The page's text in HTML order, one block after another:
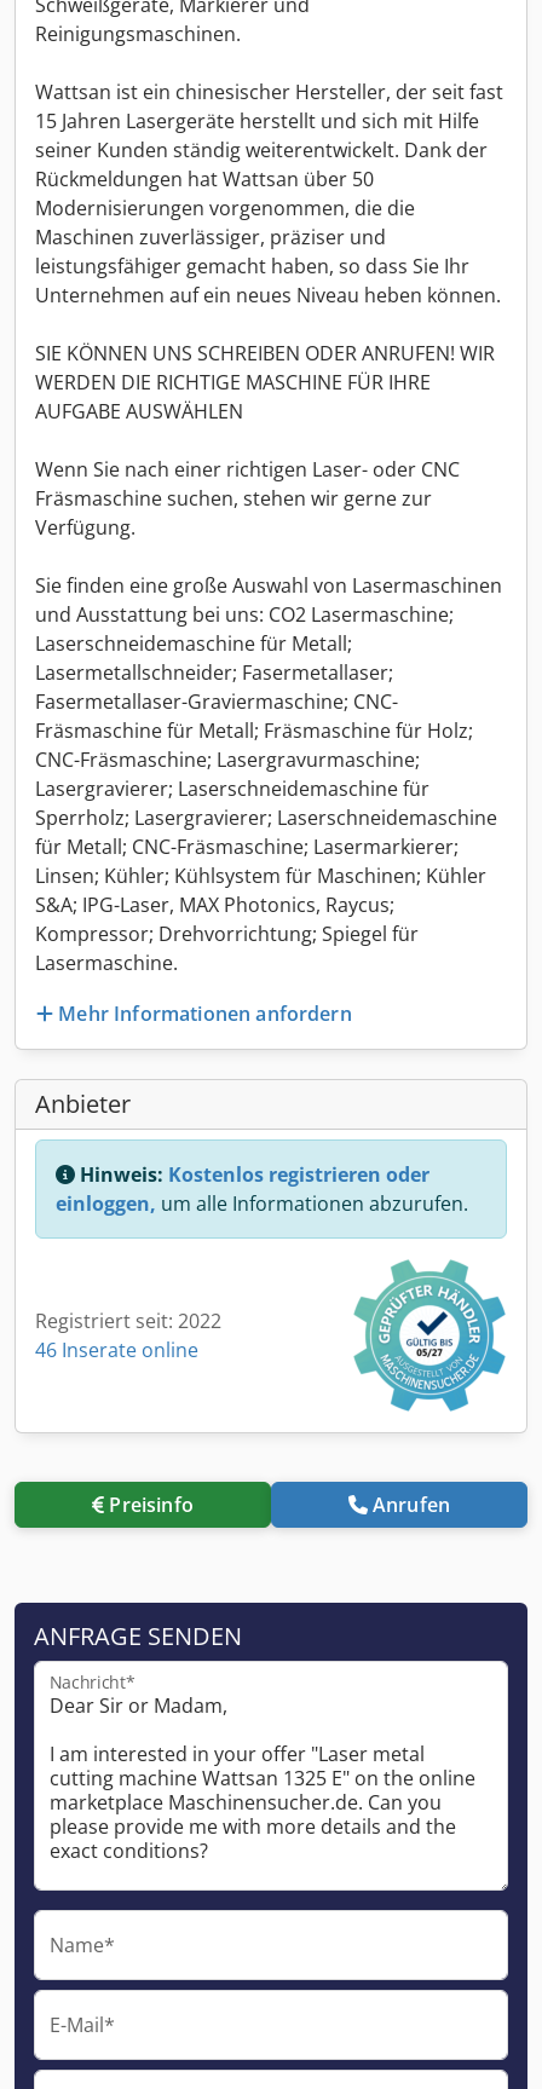
Reinigungsmaschinen.
Wattsan ist ein chinesischer Hersteller, der seit fast
15 Jahren Lasergeräte herstellt und sich mit Hilfe
seiner Kunden ständig weiterentwickelt. Dank der
Rückmeldungen hat Wattsan über 50
Modernisierungen vorgenommen, die die
Maschinen zuverlässiger, präziser und
leistungsfähiger gemacht haben, so dass Sie Ihr
Unternehmen auf ein neues Niveau heben können.
SIE KÖNNEN UNS SCHREIBEN ODER ANRUFEN! WIR
WERDEN DIE RICHTIGE MASCHINE FÜR IHRE
AUFGABE AUSWÄHLEN
Wenn Sie nach einer richtigen Laser- oder CNC
Fräsmaschine suchen, stehen wir gerne zur
Verfügung.
Sie finden eine große Auswahl von Lasermaschinen
und Ausstattung bei uns: CO2 Lasermaschine;
Laserschneidemaschine für Metall;
Lasermetallschneider; Fasermetallaser;
Fasermetallaser-Graviermaschine; CNC-
Fräsmaschine für Metall; Fräsmaschine für Holz;
CNC-Fräsmaschine; Lasergravurmaschine;
Lasergravierer; Laserschneidemaschine für
Sperrholz; Lasergravierer; Laserschneidemaschine
für Metall; CNC-Fräsmaschine; Lasermarkierer;
Linsen; Kühler; Kühlsystem für Maschinen; Kühler
S&A; IPG-Laser, MAX Photonics, Raycus;
Kompressor; Drehvorrichtung; Spiegel für
Lasermaschine.
Mehr Informationen anfordern
Anbieter
Hinweis: Kostenlos registrieren oder
einloggen, um alle Informationen abzurufen.
Registriert seit: 2022
46 Inserate online
Preisinfo Anrufen
ANFRAGE SENDEN
Nachricht*
Name*
E-Mail*